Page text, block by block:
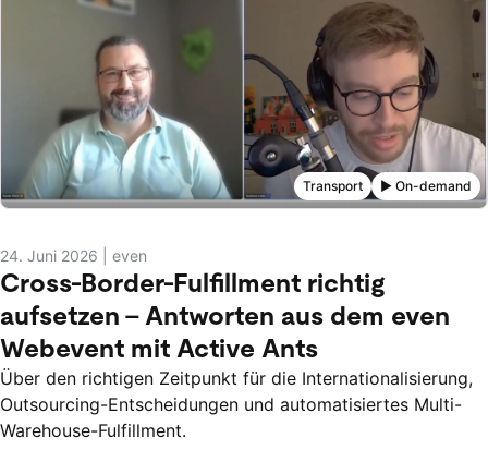
Transport ▶️ On-demand
24. Juni 2026 even
Cross-Border-Fulfillment richtig
aufsetzen – Antworten aus dem even
Webevent mit Active Ants
Über den richtigen Zeitpunkt für die Internationalisierung,
Outsourcing-Entscheidungen und automatisiertes Multi-
Warehouse-Fulfillment.